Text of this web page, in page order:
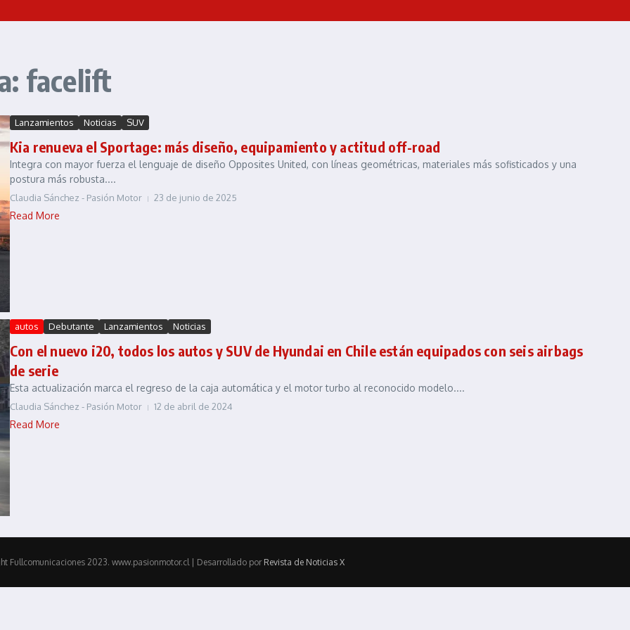
facelift
Lanzamientos Noticias SUV
Kia renueva el Sportage: más diseño, equipamiento y actitud off-road
Integra con mayor fuerza el lenguaje de diseño Opposites United, con líneas geométricas, materiales más sofisticados y una
postura más robusta....
Claudia Sánchez - Pasión Motor 23 de junio de 2025
Read More
autos Debutante Lanzamientos Noticias
Con el nuevo i20, todos los autos y SUV de Hyundai en Chile están equipados con seis airbags
de serie
Esta actualización marca el regreso de la caja automática y el motor turbo al reconocido modelo....
Claudia Sánchez - Pasión Motor 12 de abril de 2024
Read More
Fullcomunicaciones 2023. www.pasionmotor.cl | Desarrollado por Revista de Noticias X